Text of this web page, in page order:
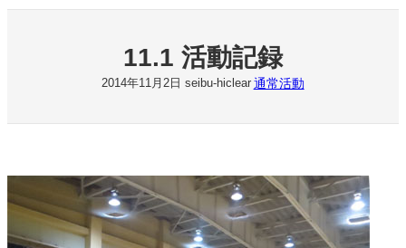
11.1 活動記録
2014年11月2日 seibu-hiclear 通常活動